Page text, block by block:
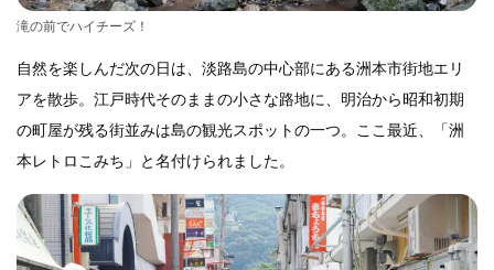
滝の前でハイチーズ！
自然を楽しんだ次の日は、淡路島の中心部にある洲本市街地エリ
アを散歩。江戸時代そのままの小さな路地に、明治から昭和初期
の町屋が残る街並みは島の観光スポットの一つ。ここ最近、「洲
本レトロこみち」と名付けられました。